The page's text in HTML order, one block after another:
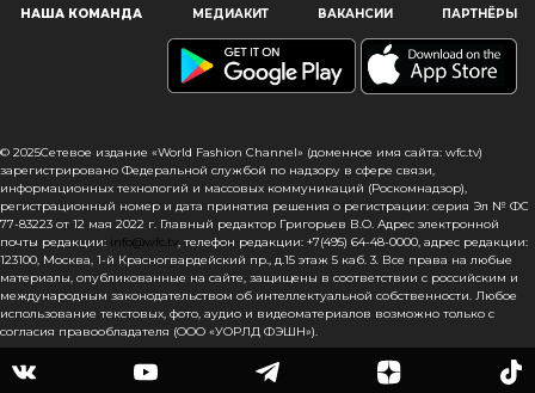
Наш сайт использует файлы cookie и похожие технологии,
пользователям, предоставляя персонализированную
информацию, запоминая предпочтения в области
сайта, вы подтверждаете свое согласие на использование
файлов cookie в соответствии с настоящим уведомлением
в отношении данного типа файлов. Если вы не согласны
с тем, чтобы мы использовали данный тип файлов,
то вы должны соответствующим образом установить
настройки вашего браузера или не использовать сайт wfc.tv
НАША КОМАНДА МЕДИАКИТ ВАКАНСИИ ПАРТНЁРЫ
© 2025Сетевое издание «World Fashion Channel» (доменное имя сайта: wfc.tv)
зарегистрировано Федеральной службой по надзору в сфере связи,
информационных технологий и массовых коммуникаций (Роскомнадзор),
регистрационный номер и дата принятия решения о регистрации: серия Эл № ФС
77-83223 от 12 мая 2022 г. Главный редактор Григорьев В.О. Адрес электронной
почты редакции: info@wfc.tv
, телефон редакции: +7(495) 64-48-0000, адрес редакции:
123100, Москва, 1-й Красногвардейский пр., д.15 этаж 5 каб. 3. Все права на любые
материалы, опубликованные на сайте, защищены в соответствии с российским и
международным законодательством об интеллектуальной собственности. Любое
использование текстовых, фото, аудио и видеоматериалов возможно только с
согласия правообладателя (ООО «УОРЛД ФЭШН»).